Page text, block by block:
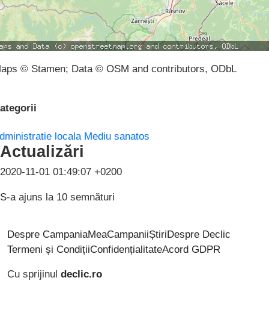
© Stamen; Data © OSM and contributors, ODbL
locala Mediu sanatos
Actualizări
2020-11-01 01:49:07 +0200
S-a ajuns la 10 semnături
Despre CampaniaMeaCampaniiȘtiriDespre Declic
Termeni și CondițiiConfidențialitateAcord GDPR
Cu sprijinul declic.ro